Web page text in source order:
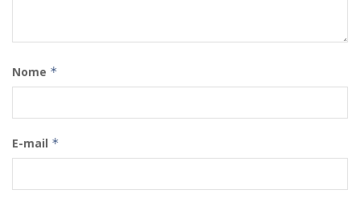
Nome *
E-mail *